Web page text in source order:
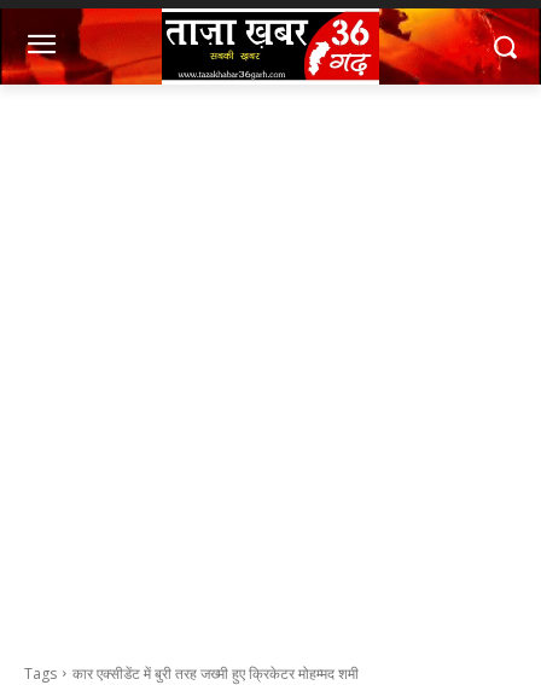
Tags कार एक्सीडेंट में बुरी तरह जख्मी हुए क्रिकेटर मोहम्मद शमी